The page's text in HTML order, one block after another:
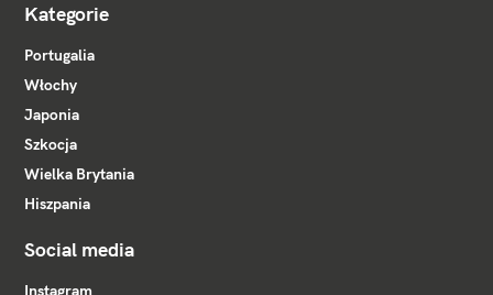
Kategorie
Portugalia
Włochy
Japonia
Szkocja
Wielka Brytania
Hiszpania
Social media
Instagram